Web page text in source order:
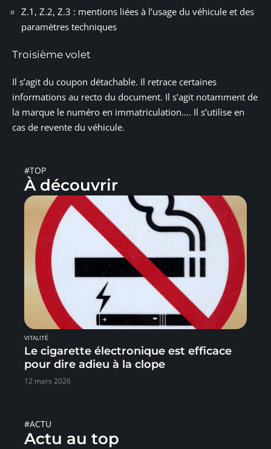
Z.1, Z.2, Z.3 : mentions liées à l’usage du véhicule et des
paramètres techniques
Troisième volet
Il s’agit du coupon détachable. Il retrace certaines
informations au recto du document. Il s’agit notamment de
la marque le numéro en immatriculation…. Il s’utilise en
cas de revente du véhicule.
#TOP
À découvrir
VITALITÉ
Le cigarette électronique est efficace
pour dire adieu à la clope
12 mars 2026
#ACTU
Actu au top